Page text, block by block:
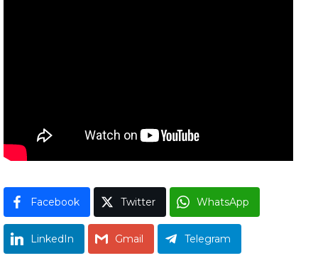
Facebook Twitter WhatsApp
LinkedIn Gmail Telegram